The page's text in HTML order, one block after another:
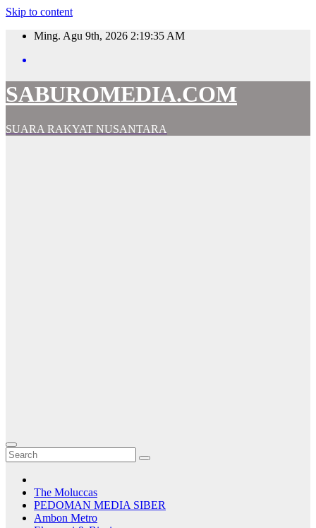
Skip to content
Ming. Agu 9th, 2026 2:19:36 AM
SABUROMEDIA.COM
SUARA RAKYAT NUSANTARA
The Moluccas
PEDOMAN MEDIA SIBER
Ambon Metro